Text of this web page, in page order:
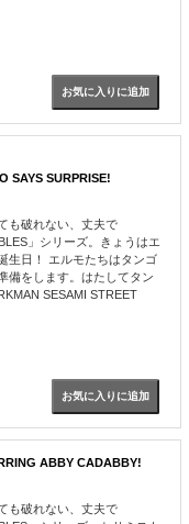
SAYS SURPRISE!
も破れない、丈夫で
」シリーズ。きょうはエ
生日！ エルモたちはタンゴ
備をします。はたしてタン
SESAMI STREET
ABBY CADABBY!
も破れない、丈夫で